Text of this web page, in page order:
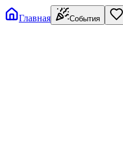
Главная События